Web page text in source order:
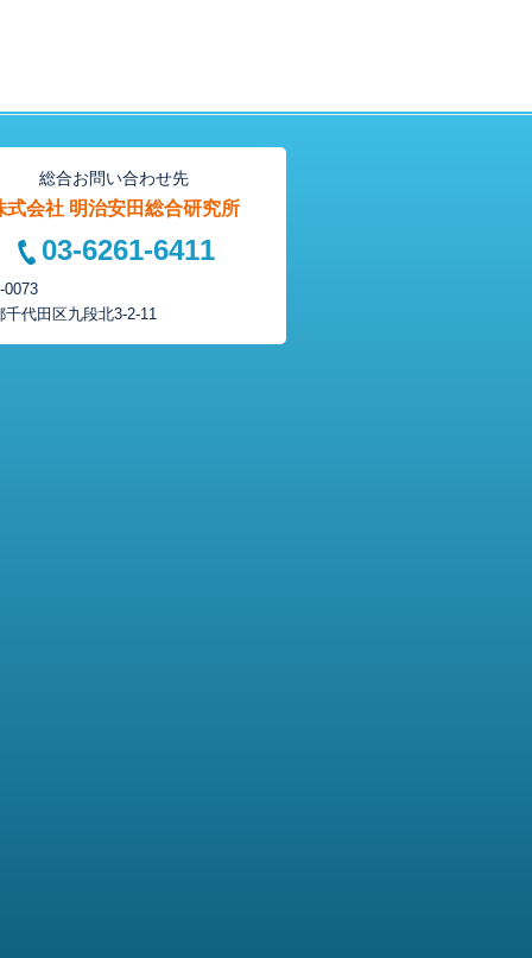
総合お問い合わせ先
式会社 明治安田総合研究所
03-6261-6411
0073
千代田区九段北3-2-11